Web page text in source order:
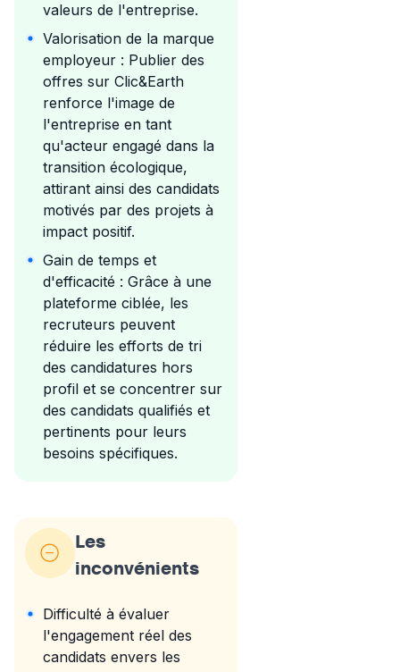
valeurs de l'entreprise.
Valorisation de la marque
employeur : Publier des
offres sur Clic&Earth
renforce l'image de
l'entreprise en tant
qu'acteur engagé dans la
transition écologique,
attirant ainsi des candidats
motivés par des projets à
impact positif.
Gain de temps et
d'efficacité : Grâce à une
plateforme ciblée, les
recruteurs peuvent
réduire les efforts de tri
des candidatures hors
profil et se concentrer sur
des candidats qualifiés et
pertinents pour leurs
besoins spécifiques.
Les
inconvénients
Difficulté à évaluer
l'engagement réel des
candidats envers les